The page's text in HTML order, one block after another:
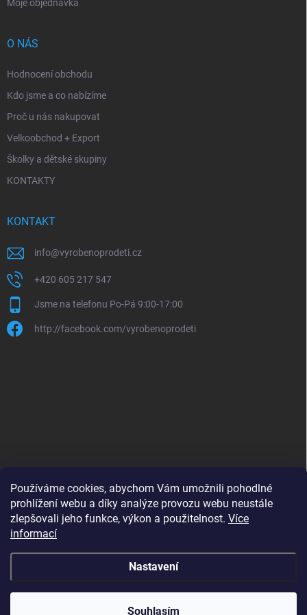
Používáme cookies, abychom Vám umožnili pohodlné
prohlížení webu a díky analýze provozu webu neustále
zlepšovali jeho funkce, výkon a použitelnost. Více
informací
Nastavení
Souhlasím
Moje objednávka
O NÁS
Hodnocení obchodu
Kdo jsme a co nabízíme
Proč u nás nakupovat
Velkoobchod + Export
Školky a dětské skupiny
KONTAKTY
KONTAKT
info@vyrobenoprodeti.cz
+420 605 217 547
Jsme na telefonu Po-Pá 9:00-17:00
http://facebook.com/vyrobenoprodeti
B2B shop pro obchodníky - www.krokido.cz
Vyrobenoprodeti.cz. Všechna práva vyhrazena.